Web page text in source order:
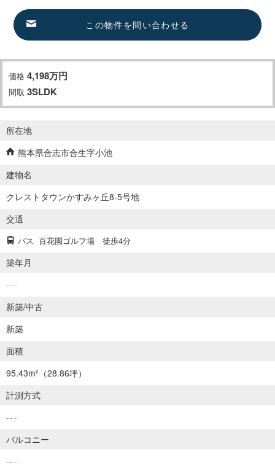
この物件を問い合わせる
価格 4,198万円
間取 3SLDK
所在地
熊本県合志市合生字小池
建物名
クレストタウンかすみヶ丘8-5号地
交通
バス 百花園ゴルフ場 徒歩4分
築年月
---
新築/中古
新築
面積
95.43m² （28.86坪）
計測方式
---
バルコニー
---